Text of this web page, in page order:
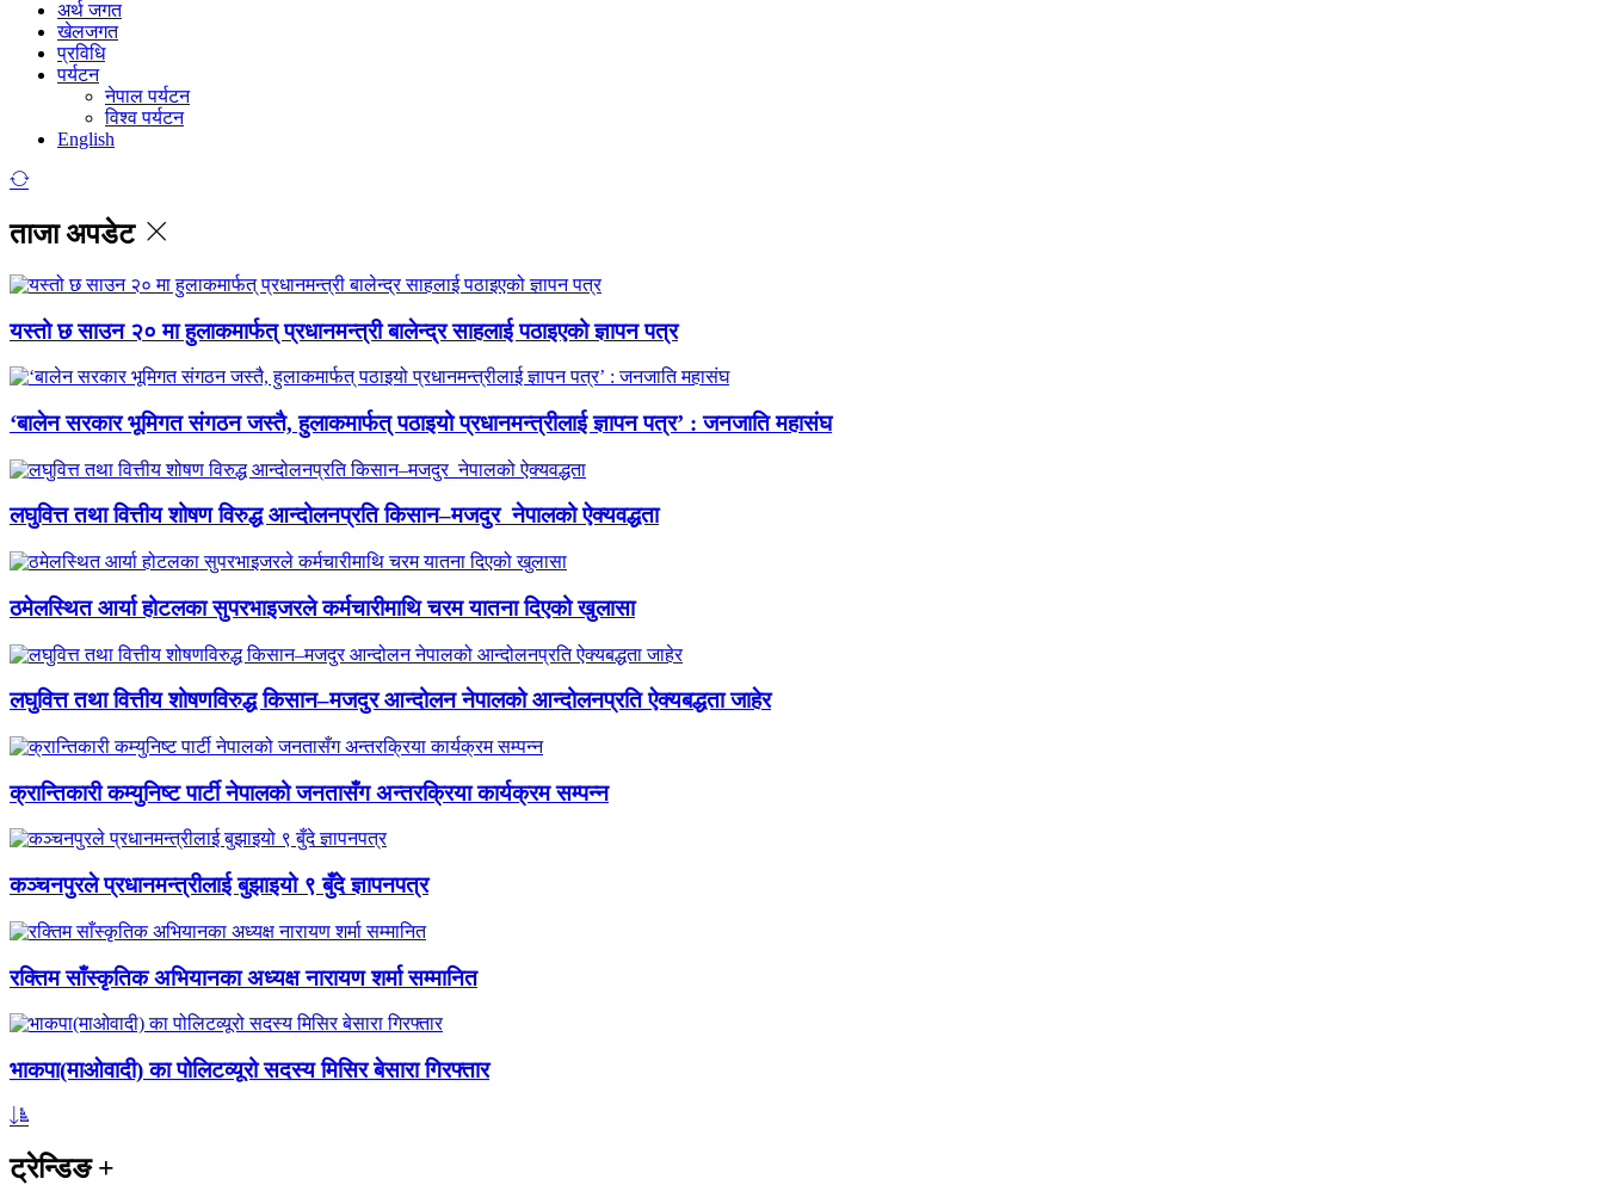
अर्थ जगत
खेलजगत
प्रविधि
पर्यटन
नेपाल पर्यटन
विश्व पर्यटन
English
ताजा अपडेट
यस्तो छ साउन २० मा हुलाकमार्फत् प्रधानमन्त्री बालेन्द्र साहलाई पठाइएको ज्ञापन पत्र
‘बालेन सरकार भूमिगत संगठन जस्तै, हुलाकमार्फत् पठाइयो प्रधानमन्त्रीलाई ज्ञापन पत्र’ : जनजाति महासंघ
लघुवित्त तथा वित्तीय शोषण विरुद्ध आन्दोलनप्रति किसान–मजदुर नेपालको ऐक्यवद्धता
ठमेलस्थित आर्या होटलका सुपरभाइजरले कर्मचारीमाथि चरम यातना दिएको खुलासा
लघुवित्त तथा वित्तीय शोषणविरुद्ध किसान–मजदुर आन्दोलन नेपालको आन्दोलनप्रति ऐक्यबद्धता जाहेर
क्रान्तिकारी कम्युनिष्ट पार्टी नेपालको जनतासँग अन्तरक्रिया कार्यक्रम सम्पन्न
कञ्चनपुरले प्रधानमन्त्रीलाई बुझाइयो ९ बुँदे ज्ञापनपत्र
रक्तिम साँस्कृतिक अभियानका अध्यक्ष नारायण शर्मा सम्मानित
भाकपा(माओवादी) का पोलिटव्यूरो सदस्य मिसिर बेसारा गिरफ्तार
ट्रेन्डिङ+